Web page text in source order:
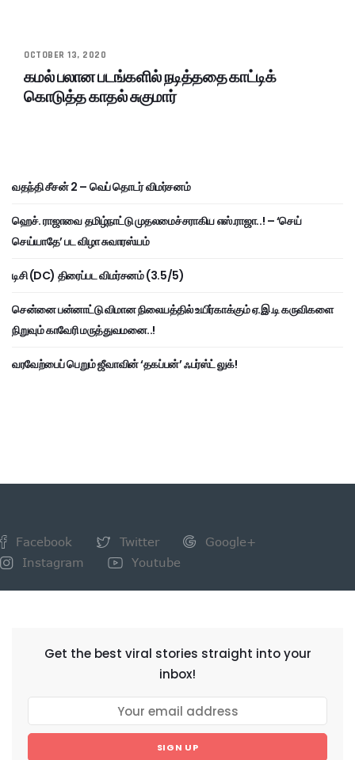
OCTOBER 13, 2020
கமல் பலான படங்களில் நடித்ததை காட்டிக்
கொடுத்த காதல் சுகுமார்
வதந்தி சீசன் 2 – வெப் தொடர் விமர்சனம்
ஹெச். ராஜாவை தமிழ்நாட்டு முதலமைச்சராகிய எஸ்.ராஜா..! – ‘செய்
செய்யாதே’ பட விழா சுவாரஸ்யம்
டிசி (DC) திரைப்பட விமர்சனம் (3.5/5)
சென்னை பன்னாட்டு விமான நிலையத்தில் உயிர்காக்கும் ஏ.இ.டி கருவிகளை
நிறுவும் காவேரி மருத்துவமனை..!
வரவேற்பைப் பெறும் ஜீவாவின் ‘தகப்பன்’ ஃபர்ஸ்ட் லுக்!
Facebook Twitter
Google+
Instagram
Youtube
Get the best viral stories straight into your
inbox!
SIGN UP